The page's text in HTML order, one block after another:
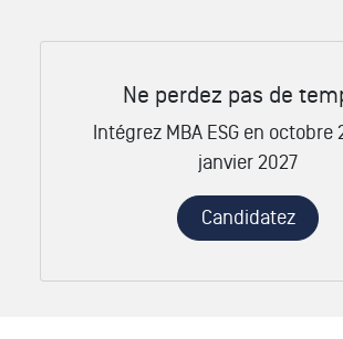
Ne perdez pas de
Intégrez MBA ESG en octobre
janvier 2027
Candidatez